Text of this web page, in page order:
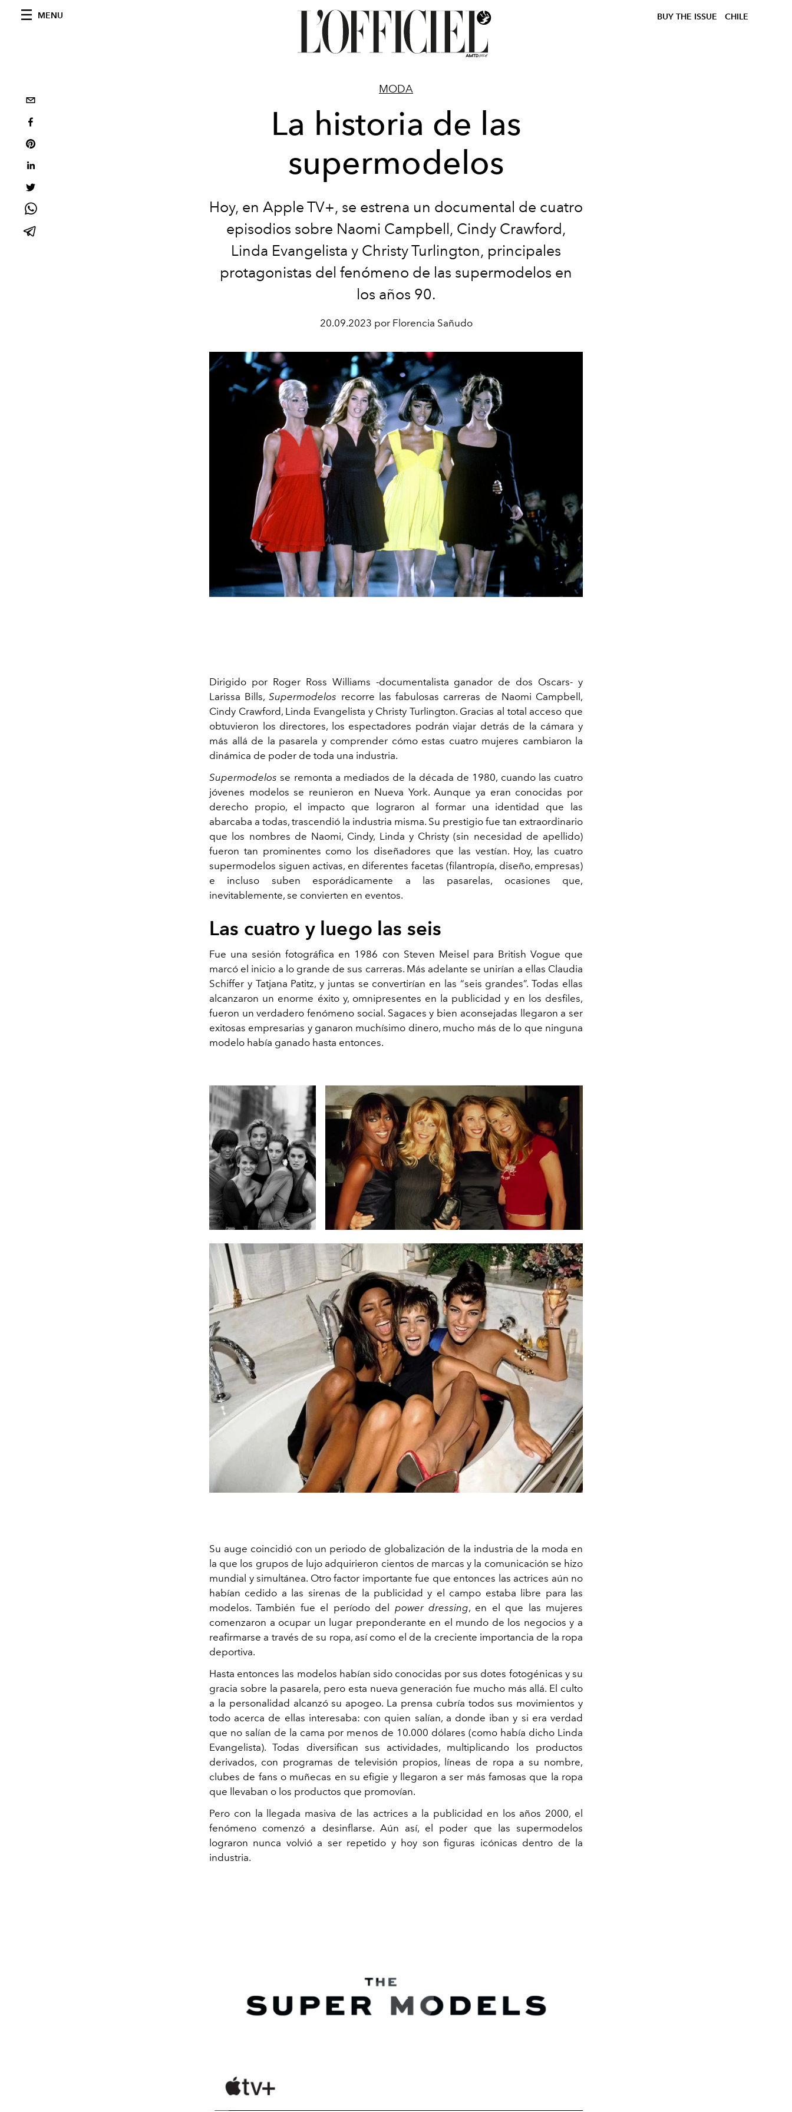
MENU BUY THE ISSUE CHILE
MODA
La historia de las
supermodelos
Hoy, en Apple TV+, se estrena un documental de cuatro
episodios sobre Naomi Campbell, Cindy Crawford,
Linda Evangelista y Christy Turlington, principales
protagonistas del fenómeno de las supermodelos en
los años 90.
20.09.2023 por Florencia Sañudo
Dirigido por Roger Ross Williams -documentalista ganador de dos Oscars-y
Larissa Bills,Supermodelos recorre las fabulosas carreras de Naomi Campbell,
Cindy Crawford, Linda Evangelista y Christy Turlington. Gracias al total acceso que
obtuvieron los directores, los espectadores podrán viajar detrás de la cámara y
más allá de la pasarela y comprender cómo estas cuatro mujeres cambiaron la
dinámica de poder de toda una industria.
Supermodelos se remonta a mediados de la década de 1980, cuando las cuatro
jóvenes modelos se reunieron en Nueva York. Aunque ya eran conocidas por
derecho propio, el impacto que lograron al formar una identidad que las
abarcaba a todas, trascendió la industria misma. Su prestigio fue tan extraordinario
que los nombres de Naomi, Cindy, Linda y Christy (sin necesidad de apellido)
fueron tan prominentes como los diseñadores que las vestían. Hoy, las cuatro
supermodelos siguen activas, en diferentes facetas (filantropía, diseño, empresas)
e incluso suben esporádicamente a las pasarelas, ocasiones que,
inevitablemente, se convierten en eventos.
Las cuatro y luego las seis
Fue una sesión fotográfica en 1986 con Steven Meisel para British Vogue que
marcó el inicio a lo grande de sus carreras. Más adelante se unirían a ellas Claudia
Schiffer y Tatjana Patitz, y juntas se convertirían en las “seis grandes”. Todas ellas
alcanzaron un enorme éxito y, omnipresentes en la publicidad y en los desfiles,
fueron un verdadero fenómeno social. Sagaces y bien aconsejadas llegaron a ser
exitosas empresarias y ganaron muchísimo dinero, mucho más de lo que ninguna
modelo había ganado hasta entonces.
Su auge coincidió con un periodo de globalización de la industria de la moda en
la que los grupos de lujo adquirieron cientos de marcas y la comunicación se hizo
mundial y simultánea. Otro factor importante fue que entonces las actrices aún no
habían cedido a las sirenas de la publicidad y el campo estaba libre para las
modelos. También fue el período del power dressing, en el que las mujeres
comenzaron a ocupar un lugar preponderante en el mundo de los negocios y a
reafirmarse a través de su ropa, así como el de la creciente importancia de la ropa
deportiva.
Hasta entonces las modelos habían sido conocidas por sus dotes fotogénicas y su
gracia sobre la pasarela, pero esta nueva generación fue mucho más allá. El culto
a la personalidad alcanzó su apogeo. La prensa cubría todos sus movimientos y
todo acerca de ellas interesaba: con quien salían, a donde iban y si era verdad
que no salían de la cama por menos de 10.000 dólares (como había dicho Linda
Evangelista). Todas diversifican sus actividades, multiplicando los productos
derivados, con programas de televisión propios, líneas de ropa a su nombre,
clubes de fans o muñecas en su efigie y llegaron a ser más famosas que la ropa
que llevaban o los productos que promovían.
Pero con la llegada masiva de las actrices a la publicidad en los años 2000, el
fenómeno comenzó a desinflarse. Aún así, el poder que las supermodelos
lograron nunca volvió a ser repetido y hoy son figuras icónicas dentro de la
industria.
Play